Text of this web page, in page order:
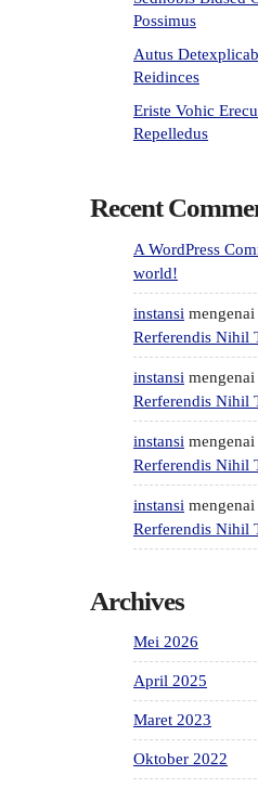
Possimus
Autus
Reidinces
Eriste Vohic
Repelledus
Recent
A WordPress
world!
instansi mengenai
Rerferendis Nihil
instansi mengenai
Rerferendis Nihil
instansi mengenai
Rerferendis Nihil
instansi mengenai
Rerferendis Nihil
Archives
Mei 2026
April 2025
Maret 2023
Oktober 2022